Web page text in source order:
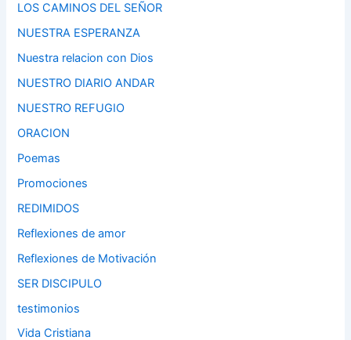
LOS CAMINOS DEL SEÑOR
NUESTRA ESPERANZA
Nuestra relacion con Dios
NUESTRO DIARIO ANDAR
NUESTRO REFUGIO
ORACION
Poemas
Promociones
REDIMIDOS
Reflexiones de amor
Reflexiones de Motivación
SER DISCIPULO
testimonios
Vida Cristiana